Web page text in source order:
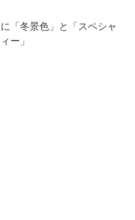
「冬景色」と「スペシャ
ー」